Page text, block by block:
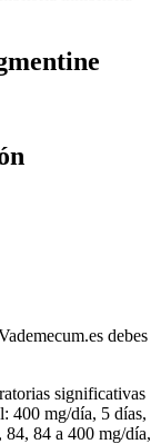
debes
significativas
400 mg/día, 5 días,
84 a 400 mg/día,